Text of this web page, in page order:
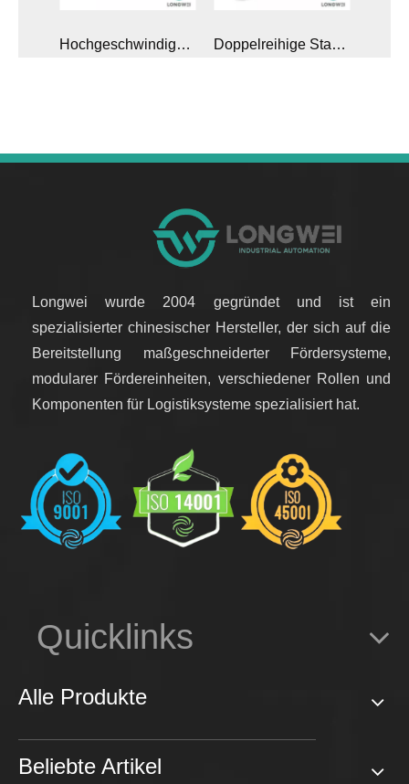
Hochgeschwindigkeitsrolle mit Poly-V-Riemenscheibenantrieb für Kastenförderer Doppelreihige Stahlkettenrad-Palettenförderrolle für schwere Lasten
Longwei wurde 2004 gegründet und ist ein
spezialisierter chinesischer Hersteller, der sich auf die
Bereitstellung maßgeschneiderter Fördersysteme,
modularer Fördereinheiten, verschiedener Rollen und
Komponenten für Logistiksysteme spezialisiert hat.
Quicklinks
Alle Produkte
Beliebte Artikel